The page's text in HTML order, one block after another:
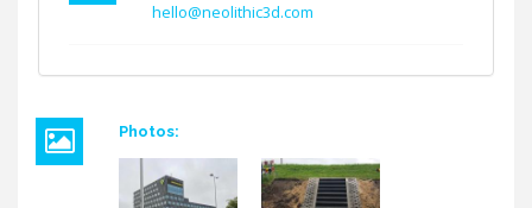
hello@neolithic3d.com
Photos: